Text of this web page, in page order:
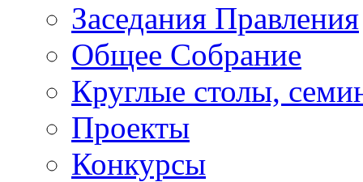
Заседания Правления
Общее Собрание
Круглые столы,
Проекты
Конкурсы